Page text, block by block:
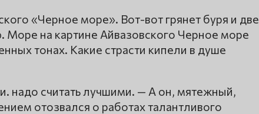
«Черное море». Вот-вот грянет буря и две
на картине Айвазовского Черное море
тонах. Какие страсти кипели в душе
считать лучшими. — А он, мятежный,
отозвался о работах талантливого